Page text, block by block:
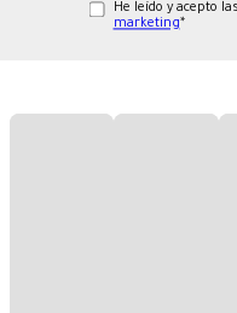
He leído y acepto las
marketing*